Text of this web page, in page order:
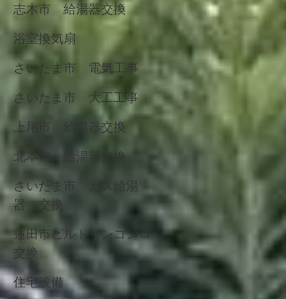
志木市 給湯器交換
浴室換気扇
さいたま市 電気工事
さいたま市 大工工事
上尾市 給湯器交換
北本市 給湯器交換
さいたま市 ガス給湯
器 交換
蓮田市ビルトインコンロ
交換
住宅設備